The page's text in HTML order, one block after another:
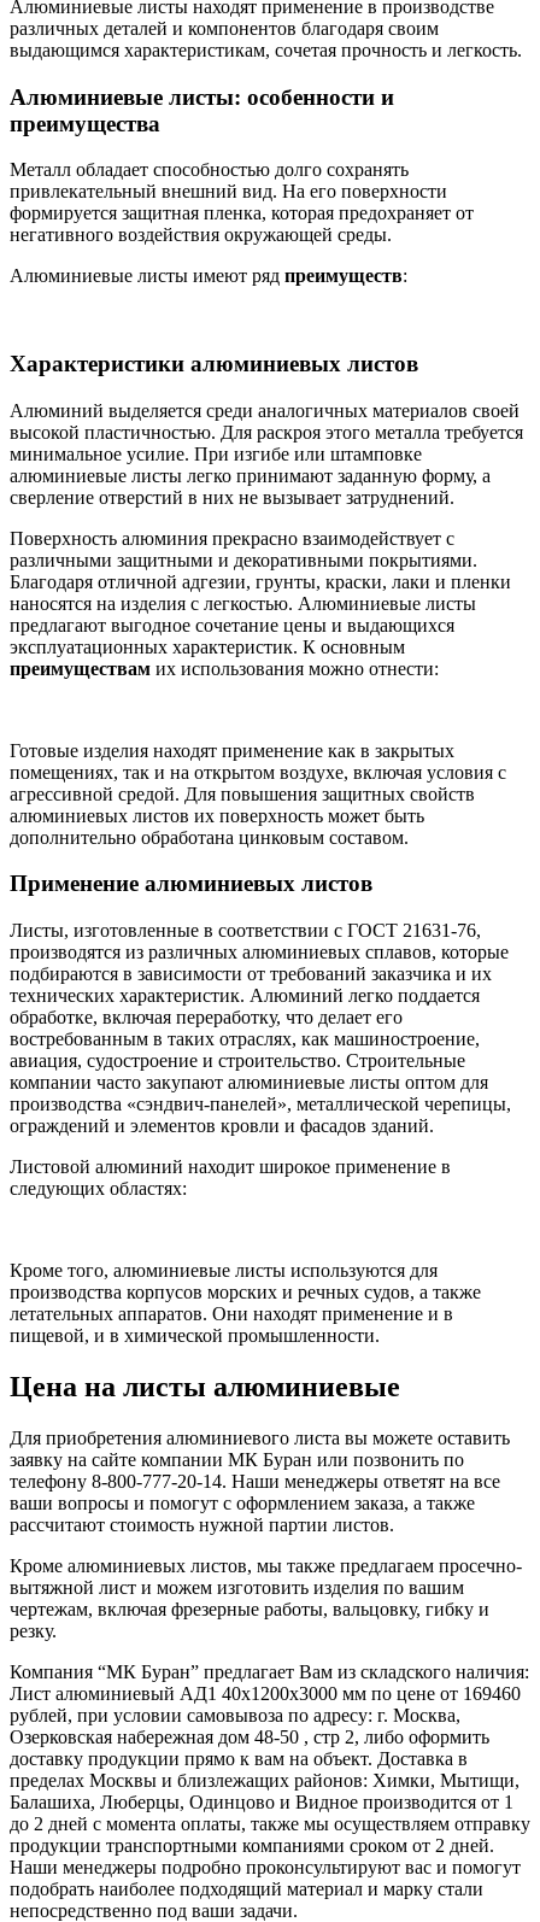
Алюминиевые листы находят применение в производстве
различных деталей и компонентов благодаря своим
выдающимся характеристикам, сочетая прочность и легкость.
Алюминиевые листы: особенности и
преимущества
Металл обладает способностью долго сохранять
привлекательный внешний вид. На его поверхности
формируется защитная пленка, которая предохраняет от
негативного воздействия окружающей среды.
Алюминиевые листы имеют ряд преимуществ:
Характеристики алюминиевых листов
Алюминий выделяется среди аналогичных материалов своей
высокой пластичностью. Для раскроя этого металла требуется
минимальное усилие. При изгибе или штамповке
алюминиевые листы легко принимают заданную форму, а
сверление отверстий в них не вызывает затруднений.
Поверхность алюминия прекрасно взаимодействует с
различными защитными и декоративными покрытиями.
Благодаря отличной адгезии, грунты, краски, лаки и пленки
наносятся на изделия с легкостью. Алюминиевые листы
предлагают выгодное сочетание цены и выдающихся
эксплуатационных характеристик. К основным
преимуществам их использования можно отнести:
Готовые изделия находят применение как в закрытых
помещениях, так и на открытом воздухе, включая условия с
агрессивной средой. Для повышения защитных свойств
алюминиевых листов их поверхность может быть
дополнительно обработана цинковым составом.
Применение алюминиевых листов
Листы, изготовленные в соответствии с ГОСТ 21631-76,
производятся из различных алюминиевых сплавов, которые
подбираются в зависимости от требований заказчика и их
технических характеристик. Алюминий легко поддается
обработке, включая переработку, что делает его
востребованным в таких отраслях, как машиностроение,
авиация, судостроение и строительство. Строительные
компании часто закупают алюминиевые листы оптом для
производства «сэндвич-панелей», металлической черепицы,
ограждений и элементов кровли и фасадов зданий.
Листовой алюминий находит широкое применение в
следующих областях:
Кроме того, алюминиевые листы используются для
производства корпусов морских и речных судов, а также
летательных аппаратов. Они находят применение и в
пищевой, и в химической промышленности.
Цена на листы алюминиевые
Для приобретения алюминиевого листа вы можете оставить
заявку на сайте компании МК Буран или позвонить по
телефону 8-800-777-20-14. Наши менеджеры ответят на все
ваши вопросы и помогут с оформлением заказа, а также
рассчитают стоимость нужной партии листов.
Кроме алюминиевых листов, мы также предлагаем просечно-
вытяжной лист и можем изготовить изделия по вашим
чертежам, включая фрезерные работы, вальцовку, гибку и
резку.
Компания “МК Буран” предлагает Вам из складского наличия:
Лист алюминиевый АД1 40x1200x3000 мм по цене от 169460
рублей, при условии самовывоза по адресу: г. Москва,
Озерковская набережная дом 48-50 , стр 2, либо оформить
доставку продукции прямо к вам на объект. Доставка в
пределах Москвы и близлежащих районов: Химки, Мытищи,
Балашиха, Люберцы, Одинцово и Видное производится от 1
до 2 дней с момента оплаты, также мы осуществляем отправку
продукции транспортными компаниями сроком от 2 дней.
Наши менеджеры подробно проконсультируют вас и помогут
подобрать наиболее подходящий материал и марку стали
непосредственно под ваши задачи.